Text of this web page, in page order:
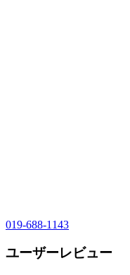
019-688-1143
ユーザーレビュー